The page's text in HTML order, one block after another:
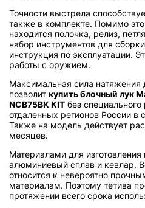
Точности выстрела
также в комплекте. Помимо
находится полочка, релиз,
набор инструментов для
инструкция по эксплуатации.
работы с оружием.
Максимальная сила натяжения
позволит купить блочный лук
NCB75BK KIT без
отдаленных регионов России в
Также на модель действует
месяцев.
Материалами для
алюминиевый сплав и кевлар.
относится к невероятно
материалам. Поэтому тетива
протяжении всего срока